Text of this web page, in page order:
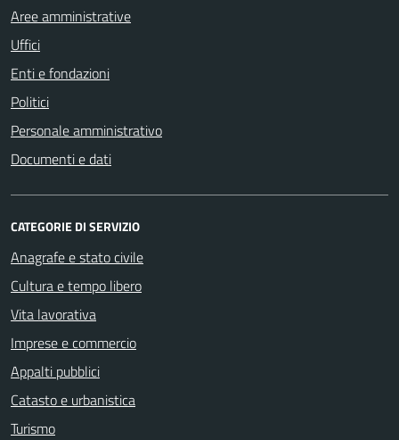
Aree amministrative
Uffici
Enti e fondazioni
Politici
Personale amministrativo
Documenti e dati
CATEGORIE DI SERVIZIO
Anagrafe e stato civile
Cultura e tempo libero
Vita lavorativa
Imprese e commercio
Appalti pubblici
Catasto e urbanistica
Turismo